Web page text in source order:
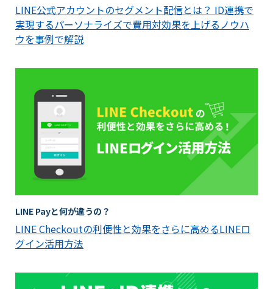
LINE公式アカウントのセグメント配信とは？ ID連携で
実現するパーソナライズで費用対効果を上げるノウハ
ウを事例で解説
LINE Payと何が違うの？
LINE Checkoutの利便性と効果をさらに高めるLINEロ
グイン活用方法